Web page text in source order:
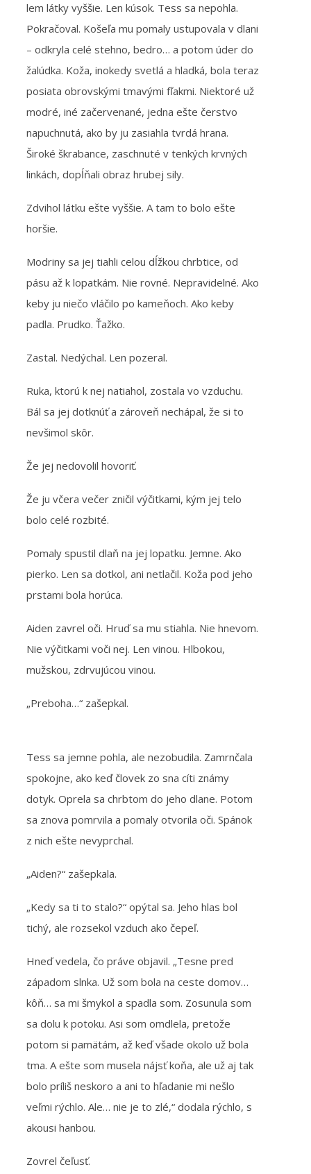
lem látky vyššie. Len kúsok. Tess sa nepohla.
Pokračoval. Košeľa mu pomaly ustupovala v dlani
– odkryla celé stehno, bedro… a potom úder do
žalúdka. Koža, inokedy svetlá a hladká, bola teraz
posiata obrovskými tmavými fľakmi. Niektoré už
modré, iné začervenané, jedna ešte čerstvo
napuchnutá, ako by ju zasiahla tvrdá hrana.
Široké škrabance, zaschnuté v tenkých krvných
linkách, dopĺňali obraz hrubej sily.
Zdvihol látku ešte vyššie. A tam to bolo ešte
horšie.
Modriny sa jej tiahli celou dĺžkou chrbtice, od
pásu až k lopatkám. Nie rovné. Nepravidelné. Ako
keby ju niečo vláčilo po kameňoch. Ako keby
padla. Prudko. Ťažko.
Zastal. Nedýchal. Len pozeral.
Ruka, ktorú k nej natiahol, zostala vo vzduchu.
Bál sa jej dotknúť a zároveň nechápal, že si to
nevšimol skôr.
Že jej nedovolil hovoriť.
Že ju včera večer zničil výčitkami, kým jej telo
bolo celé rozbité.
Pomaly spustil dlaň na jej lopatku. Jemne. Ako
pierko. Len sa dotkol, ani netlačil. Koža pod jeho
prstami bola horúca.
Aiden zavrel oči. Hruď sa mu stiahla. Nie hnevom.
Nie výčitkami voči nej. Len vinou. Hlbokou,
mužskou, zdrvujúcou vinou.
„Preboha…“ zašepkal.
Tess sa jemne pohla, ale nezobudila. Zamrnčala
spokojne, ako keď človek zo sna cíti známy
dotyk. Oprela sa chrbtom do jeho dlane. Potom
sa znova pomrvila a pomaly otvorila oči. Spánok
z nich ešte nevyprchal.
„Aiden?“ zašepkala.
„Kedy sa ti to stalo?“ opýtal sa. Jeho hlas bol
tichý, ale rozsekol vzduch ako čepeľ.
Hneď vedela, čo práve objavil. „Tesne pred
západom slnka. Už som bola na ceste domov…
kôň… sa mi šmykol a spadla som. Zosunula som
sa dolu k potoku. Asi som omdlela, pretože
potom si pamätám, až keď všade okolo už bola
tma. A ešte som musela nájsť koňa, ale už aj tak
bolo príliš neskoro a ani to hľadanie mi nešlo
veľmi rýchlo. Ale… nie je to zlé,“ dodala rýchlo, s
akousi hanbou.
Zovrel čeľusť.